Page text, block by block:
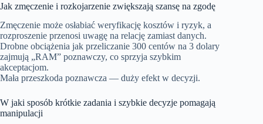
Jak zmęczenie i rozkojarzenie zwiększają szansę na zgodę
Zmęczenie może osłabiać weryfikację kosztów i ryzyk, a
rozproszenie przenosi uwagę na relację zamiast danych.
Drobne obciążenia jak przeliczanie 300 centów na 3 dolary
zajmują „RAM” poznawczy, co sprzyja szybkim
akceptacjom.
Mała przeszkoda poznawcza — duży efekt w decyzji.
W jaki sposób krótkie zadania i szybkie decyzje pomagają
manipulacji